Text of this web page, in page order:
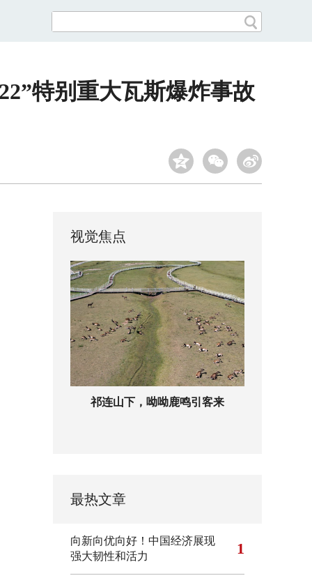
特别重大瓦斯爆炸事故
视觉焦点
祁连山下，呦呦鹿鸣引客来
最热文章
向新向优向好！中国经济展现
强大韧性和活力
1